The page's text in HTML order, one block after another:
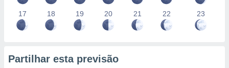
17 18 19 20 21 22 23
Partilhar esta previsão